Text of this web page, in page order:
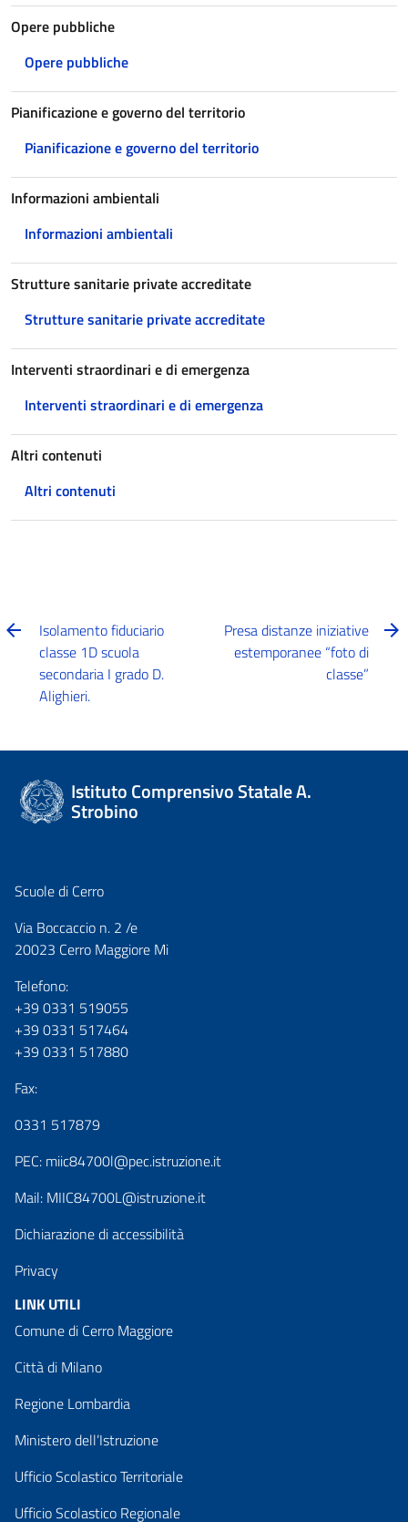
Opere pubbliche
Opere pubbliche
Pianificazione e governo del territorio
Pianificazione e governo del territorio
Informazioni ambientali
Informazioni ambientali
Strutture sanitarie private accreditate
Strutture sanitarie private accreditate
Interventi straordinari e di emergenza
Interventi straordinari e di emergenza
Altri contenuti
Altri contenuti
Isolamento fiduciario
classe 1D scuola
secondaria I grado D.
Alighieri.
Presa distanze iniziative
estemporanee “foto di
classe”
Istituto Comprensivo Statale A.
Strobino
Scuole di Cerro
Via Boccaccio n. 2 /e
20023 Cerro Maggiore Mi
Telefono:
+39 0331 519055
+39 0331 517464
+39 0331 517880
Fax:
0331 517879
PEC: miic84700l@pec.istruzione.it
Mail: MIIC84700L@istruzione.it
Dichiarazione di accessibilità
Privacy
LINK UTILI
Comune di Cerro Maggiore
Città di Milano
Regione Lombardia
Ministero dell’Istruzione
Ufficio Scolastico Territoriale
Ufficio Scolastico Regionale